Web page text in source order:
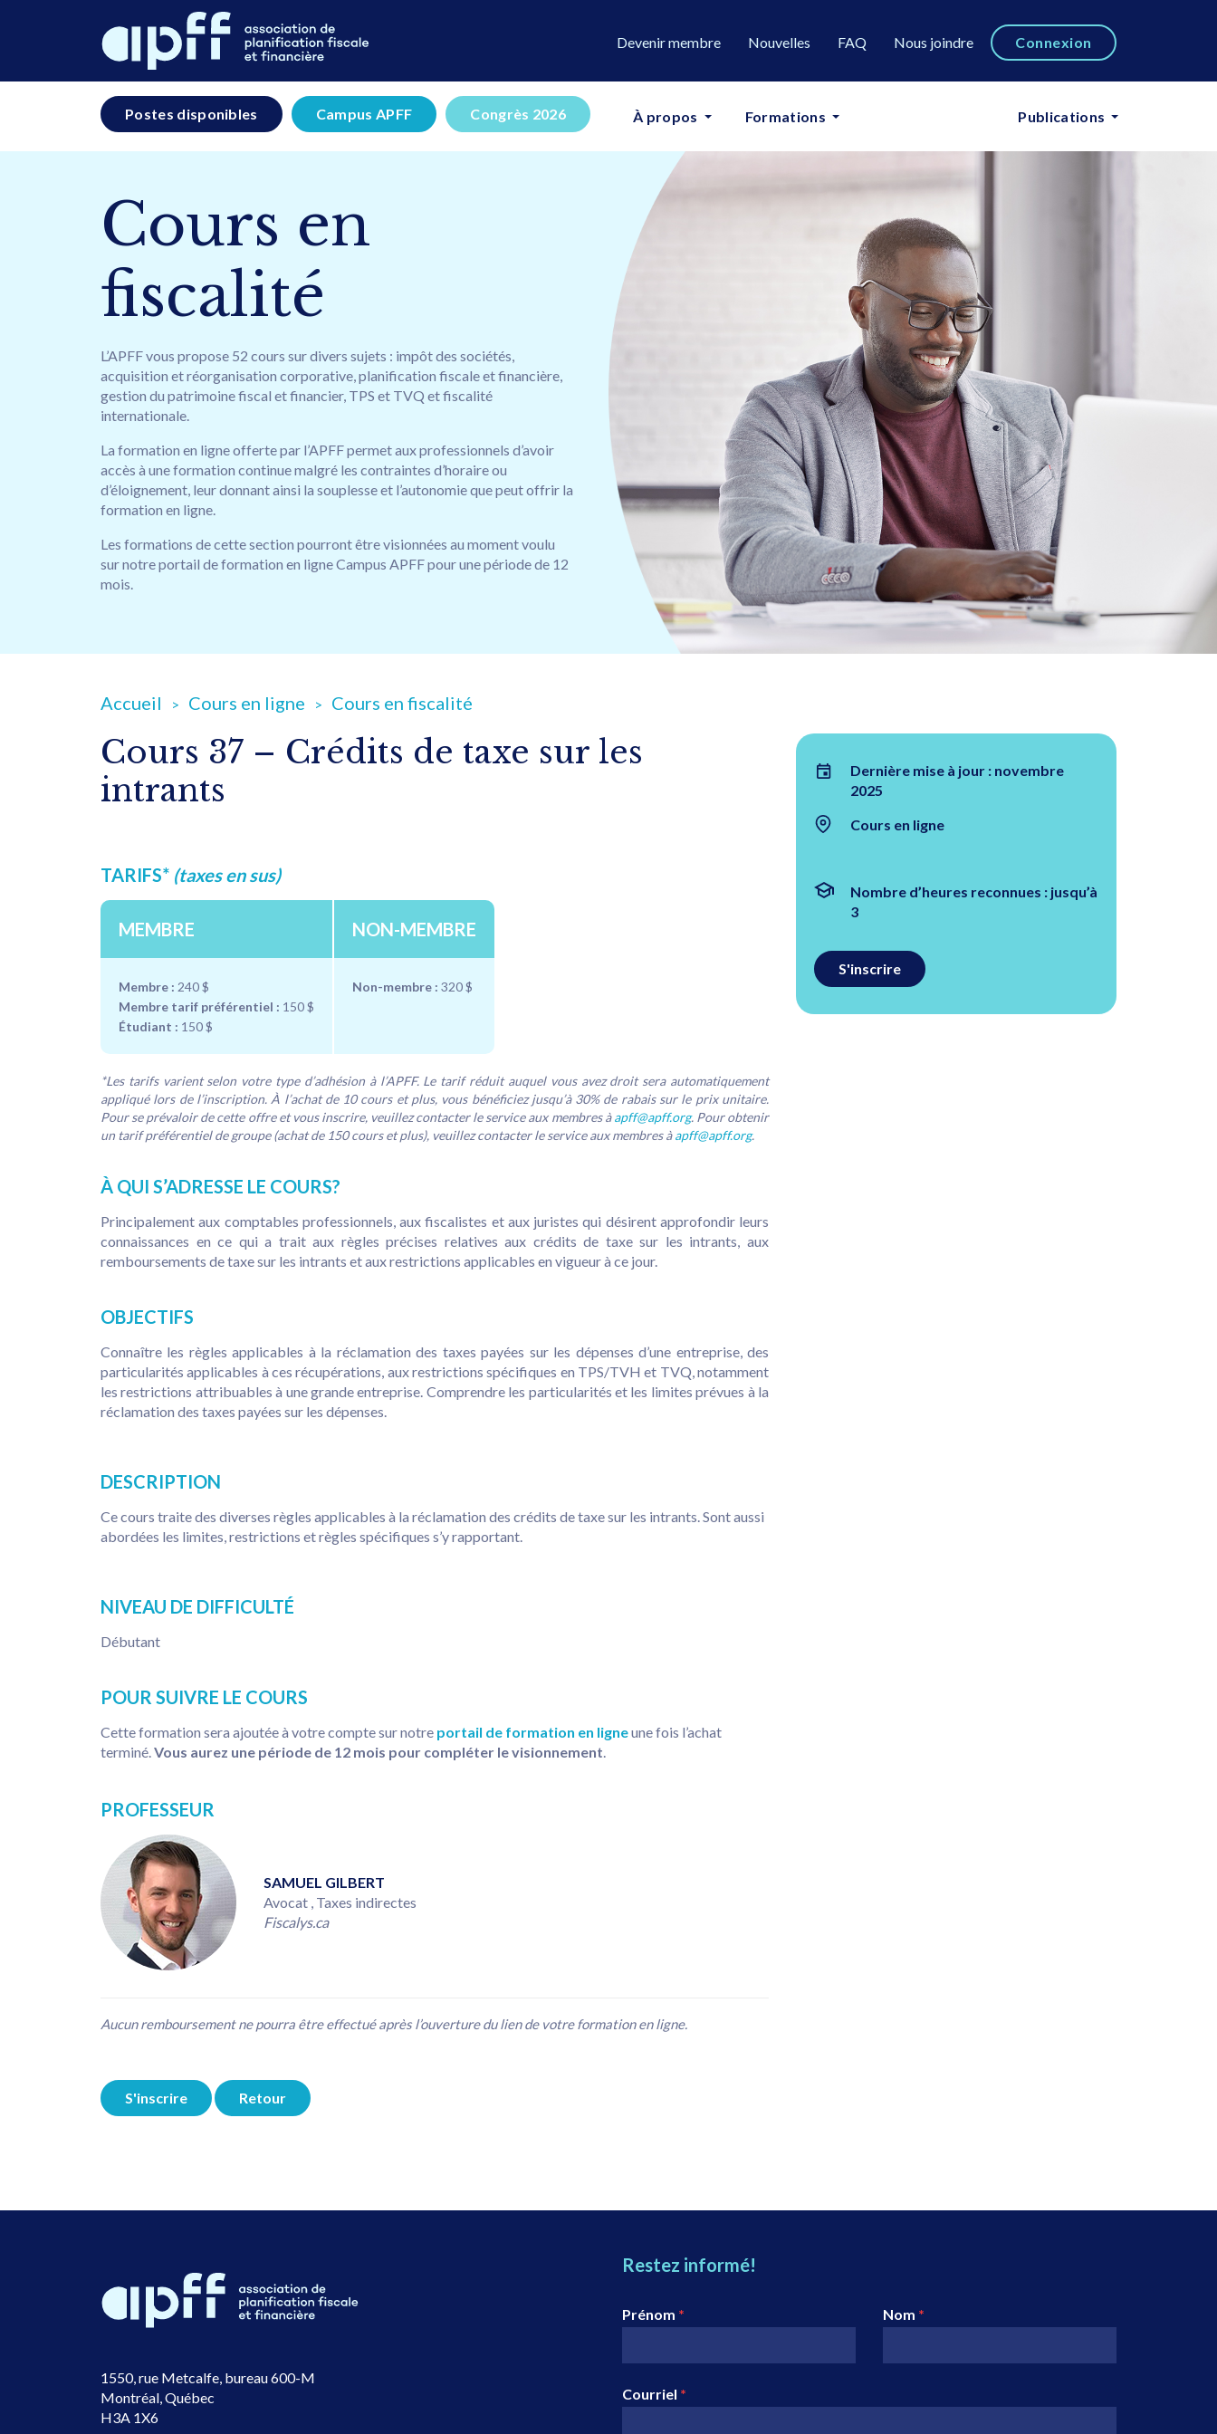
Devenir membre Nouvelles FAQ Nous joindre Connexion
À propos Formations Publications
Postes disponibles Campus APFF Congrès 2026
Cours en
fiscalité
L’APFF vous propose 52 cours sur divers sujets : impôt des sociétés,
acquisition et réorganisation corporative, planification fiscale et financière,
gestion du patrimoine fiscal et financier, TPS et TVQ et fiscalité
internationale.
La formation en ligne offerte par l’APFF permet aux professionnels d’avoir
accès à une formation continue malgré les contraintes d’horaire ou
d’éloignement, leur donnant ainsi la souplesse et l’autonomie que peut offrir la
formation en ligne.
Les formations de cette section pourront être visionnées au moment voulu
sur notre portail de formation en ligne Campus APFF pour une période de 12
mois.
Accueil Cours en ligne Cours en fiscalité
Cours 37 – Crédits de taxe sur les
intrants
TARIFS* (taxes en sus)
MEMBRE
Membre : 240 $
Membre tarif préférentiel : 150 $
Étudiant : 150 $
NON-MEMBRE
Non-membre : 320 $
*Les tarifs varient selon votre type d’adhésion à l’APFF. Le tarif réduit auquel vous avez droit sera automatiquement
appliqué lors de l’inscription. À l’achat de 10 cours et plus, vous bénéficiez jusqu’à 30% de rabais sur le prix unitaire.
Pour se prévaloir de cette offre et vous inscrire, veuillez contacter le service aux membres àapff@apff.org. Pour obtenir
un tarif préférentiel de groupe (achat de 150 cours et plus), veuillez contacter le service aux membres àapff@apff.org.
À QUI S’ADRESSE LE COURS?
Principalement aux comptables professionnels, aux fiscalistes et aux juristes qui désirent approfondir leurs
connaissances en ce qui a trait aux règles précises relatives aux crédits de taxe sur les intrants, aux
remboursements de taxe sur les intrants et aux restrictions applicables en vigueur à ce jour.
OBJECTIFS
Connaître les règles applicables à la réclamation des taxes payées sur les dépenses d’une entreprise, des
particularités applicables à ces récupérations, aux restrictions spécifiques en TPS/TVH et TVQ, notamment
les restrictions attribuables à une grande entreprise. Comprendre les particularités et les limites prévues à la
réclamation des taxes payées sur les dépenses.
DESCRIPTION
Ce cours traite des diverses règles applicables à la réclamation des crédits de taxe sur les intrants. Sont aussi
abordées les limites, restrictions et règles spécifiques s’y rapportant.
NIVEAU DE DIFFICULTÉ
Débutant
POUR SUIVRE LE COURS
Cette formation sera ajoutée à votre compte sur notre portail de formation en ligneune fois l’achat
terminé.Vous aurez une période de 12 mois pour compléter le visionnement.
PROFESSEUR
SAMUEL GILBERT
Avocat , Taxes indirectes
Fiscalys.ca
Aucun remboursement ne pourra être effectué après l’ouverture du lien de votre formation en ligne.
S'inscrire Retour
Dernière mise à jour : novembre
2025
Cours en ligne
Nombre d’heures reconnues : jusqu’à
3
S'inscrire
1550, rue Metcalfe, bureau 600-M
Montréal, Québec
H3A 1X6
Restez informé!
Prénom * Nom *
Courriel *